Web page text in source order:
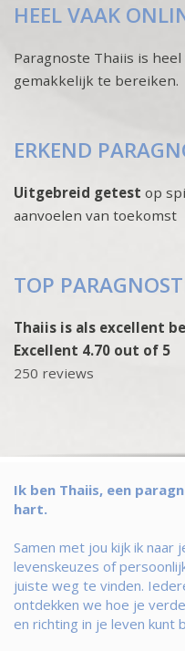
HEEL VAAK
Paragnoste Thaiis is
gemakkelijk te bereiken.
ERKEND
Uitgebreid getest op
aanvoelen van toekomst
TOP
Thaiis is als excellent
Excellent 4.70 out of 5
250 reviews
Ik ben Thaiis, een
hart.
Samen met jou kijk ik
levenskeuzes of
juiste weg te vinden.
ontdekken we hoe je
en richting in je leven kunt